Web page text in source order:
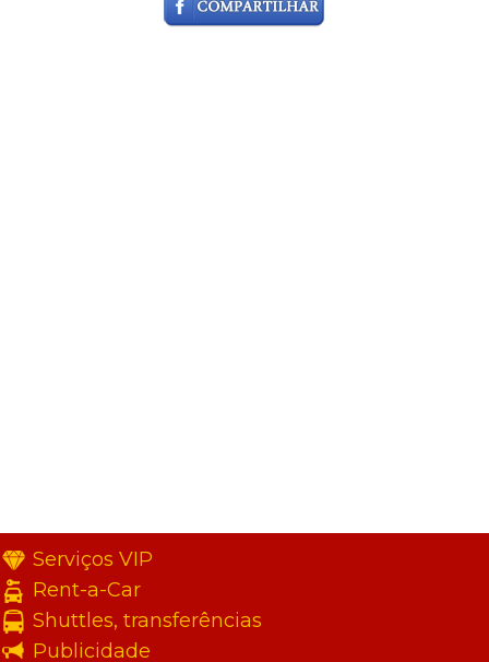
Serviços VIP
Rent-a-Car
Shuttles, transferências
Publicidade